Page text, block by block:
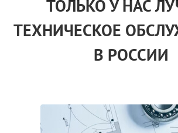
ТОЛЬКОУ НАС
ТЕХНИЧЕСКОЕ
В РОССИИ